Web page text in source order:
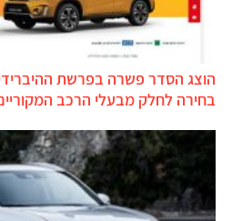
בחירה לחלק מבעלי הרכב